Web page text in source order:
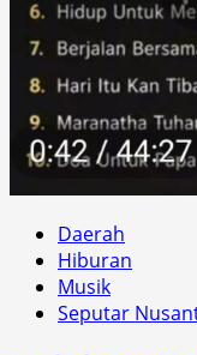
Daerah
Hiburan
Musik
Seputar